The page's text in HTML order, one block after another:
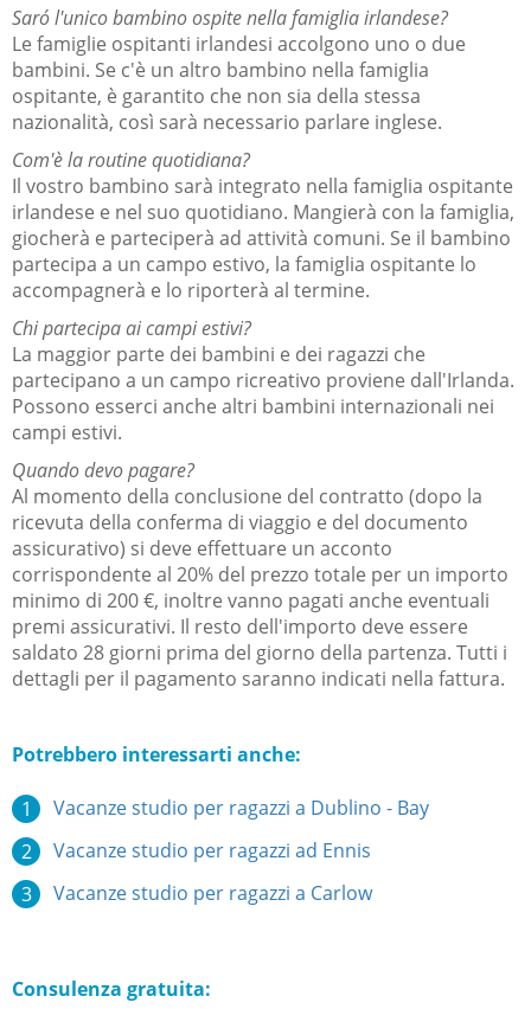
Saró l'unico bambino ospite nella famiglia irlandese?
Le famiglie ospitanti irlandesi accolgono uno o due
bambini. Se c'è un altro bambino nella famiglia
ospitante, è garantito che non sia della stessa
nazionalità, così sarà necessario parlare inglese.
Com'è la routine quotidiana?
Il vostro bambino sarà integrato nella famiglia ospitante
irlandese e nel suo quotidiano. Mangierà con la famiglia,
giocherà e parteciperà ad attività comuni. Se il bambino
partecipa a un campo estivo, la famiglia ospitante lo
accompagnerà e lo riporterà al termine.
Chi partecipa ai campi estivi?
La maggior parte dei bambini e dei ragazzi che
partecipano a un campo ricreativo proviene dall'Irlanda.
Possono esserci anche altri bambini internazionali nei
campi estivi.
Quando devo pagare?
Al momento della conclusione del contratto (dopo la
ricevuta della conferma di viaggio e del documento
assicurativo) si deve effettuare un acconto
corrispondente al 20% del prezzo totale per un importo
minimo di 200 €, inoltre vanno pagati anche eventuali
premi assicurativi. Il resto dell'importo deve essere
saldato 28 giorni prima del giorno della partenza. Tutti i
dettagli per il pagamento saranno indicati nella fattura.
Potrebbero interessarti anche:
Vacanze studio per ragazzi a Dublino - Bay
Vacanze studio per ragazzi ad Ennis
Vacanze studio per ragazzi a Carlow
Consulenza gratuita: